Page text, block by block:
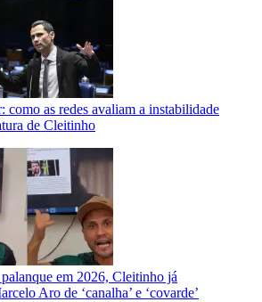
como as redes avaliam a instabilidade
de Cleitinho
em 2026, Cleitinho já
Aro de ‘canalha’ e ‘covarde’